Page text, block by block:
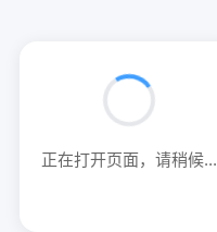
正在打开页面，请稍候...